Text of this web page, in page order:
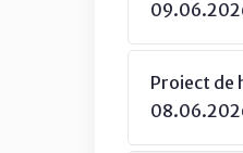
Proiect de